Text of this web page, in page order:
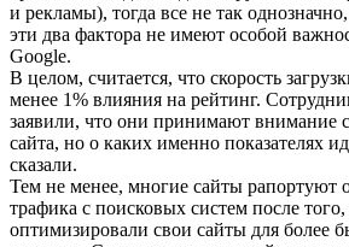
и рекламы), тогда все не так
эти два фактора не имеют особой
Google.
В целом, считается, что скорость
менее 1% влияния на рейтинг.
заявили, что они принимают внимание
сайта, но о каких именно показателях
сказали.
Тем не менее, многие сайты рапортуют
трафика с поисковых систем после
оптимизировали свои сайты для более